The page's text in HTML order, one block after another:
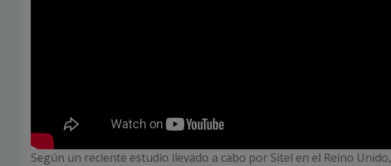
Según un reciente estudio llevado a cabo por Sitel en el Reino Unido,